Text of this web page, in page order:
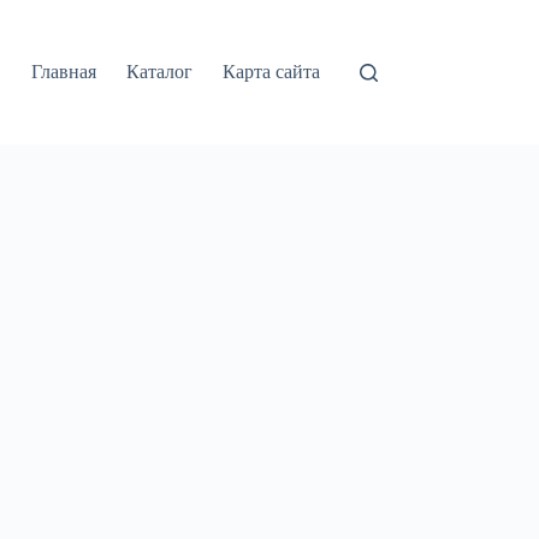
Главная Каталог Карта сайта